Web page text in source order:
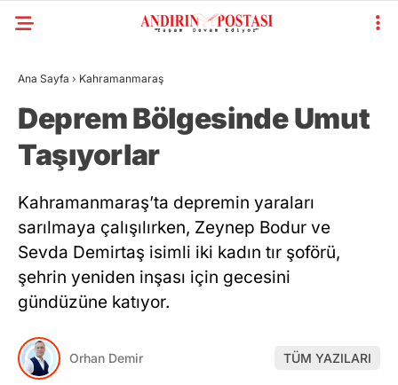
Ana Sayfa › Kahramanmaraş
Deprem Bölgesinde Umut
Taşıyorlar
Kahramanmaraş’ta depremin yaraları
sarılmaya çalışılırken, Zeynep Bodur ve
Sevda Demirtaş isimli iki kadın tır şoförü,
şehrin yeniden inşası için gecesini
gündüzüne katıyor.
Orhan Demir TÜM YAZILARI